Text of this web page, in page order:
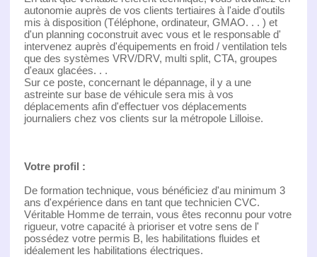
autonomie auprès de vos clients tertiaires à l'aide d'outils
mis à disposition (Téléphone, ordinateur, GMAO. . . ) et
d'un planning coconstruit avec vous et le responsable d'
intervenez auprès d'équipements en froid / ventilation tels
que des systèmes VRV/DRV, multi split, CTA, groupes
d'eaux glacées. . .
Sur ce poste, concernant le dépannage, il y a une
astreinte sur base de véhicule sera mis à vos
déplacements afin d'effectuer vos déplacements
journaliers chez vos clients sur la métropole Lilloise.
Votre profil :
De formation technique, vous bénéficiez d'au minimum 3
ans d'expérience dans en tant que technicien CVC.
Véritable Homme de terrain, vous êtes reconnu pour votre
rigueur, votre capacité à prioriser et votre sens de l'
possédez votre permis B, les habilitations fluides et
idéalement les habilitations électriques.